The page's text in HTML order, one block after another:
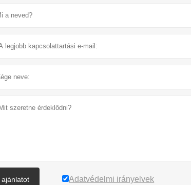
ajánlatot Adatvédelmi irányelvek